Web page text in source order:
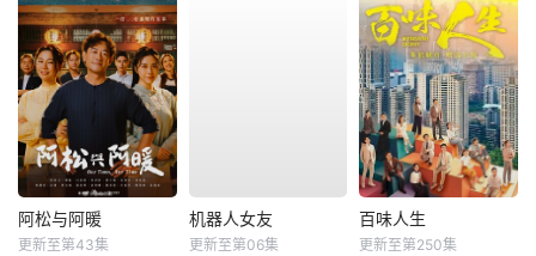
阿松与阿暖
更新至第43集
机器人女友
更新至第06集
百味人生
更新至第250集